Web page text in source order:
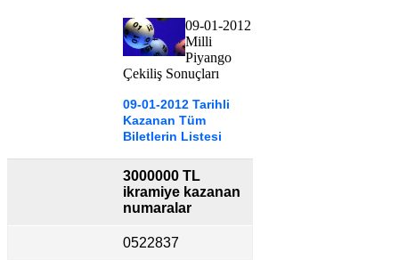
09-01-2012
Milli
Piyango
Çekiliş Sonuçları
09-01-2012 Tarihli
Kazanan Tüm
Biletlerin Listesi
3000000 TL
ikramiye kazanan
numaralar
0522837